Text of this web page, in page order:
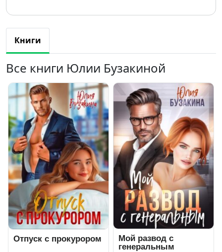
Книги
Все книги Юлии Бузакиной
Отпуск с прокурором
Мой развод с
генеральным